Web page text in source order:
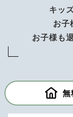
キッ
お子
お子様も